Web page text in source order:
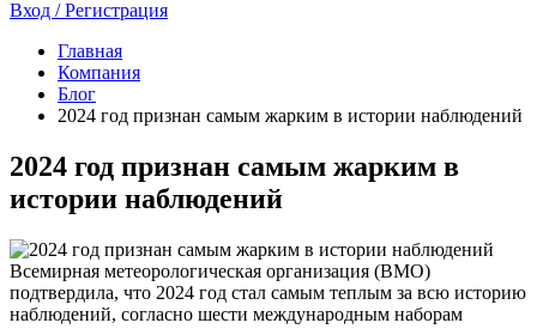
Вход / Регистрация
Главная
Компания
Блог
2024 год признан самым жарким в истории наблюдений
2024 год признан самым жарким в
истории наблюдений
Всемирная метеорологическая организация (ВМО)
подтвердила, что 2024 год стал самым теплым за всю историю
наблюдений, согласно шести международным наборам